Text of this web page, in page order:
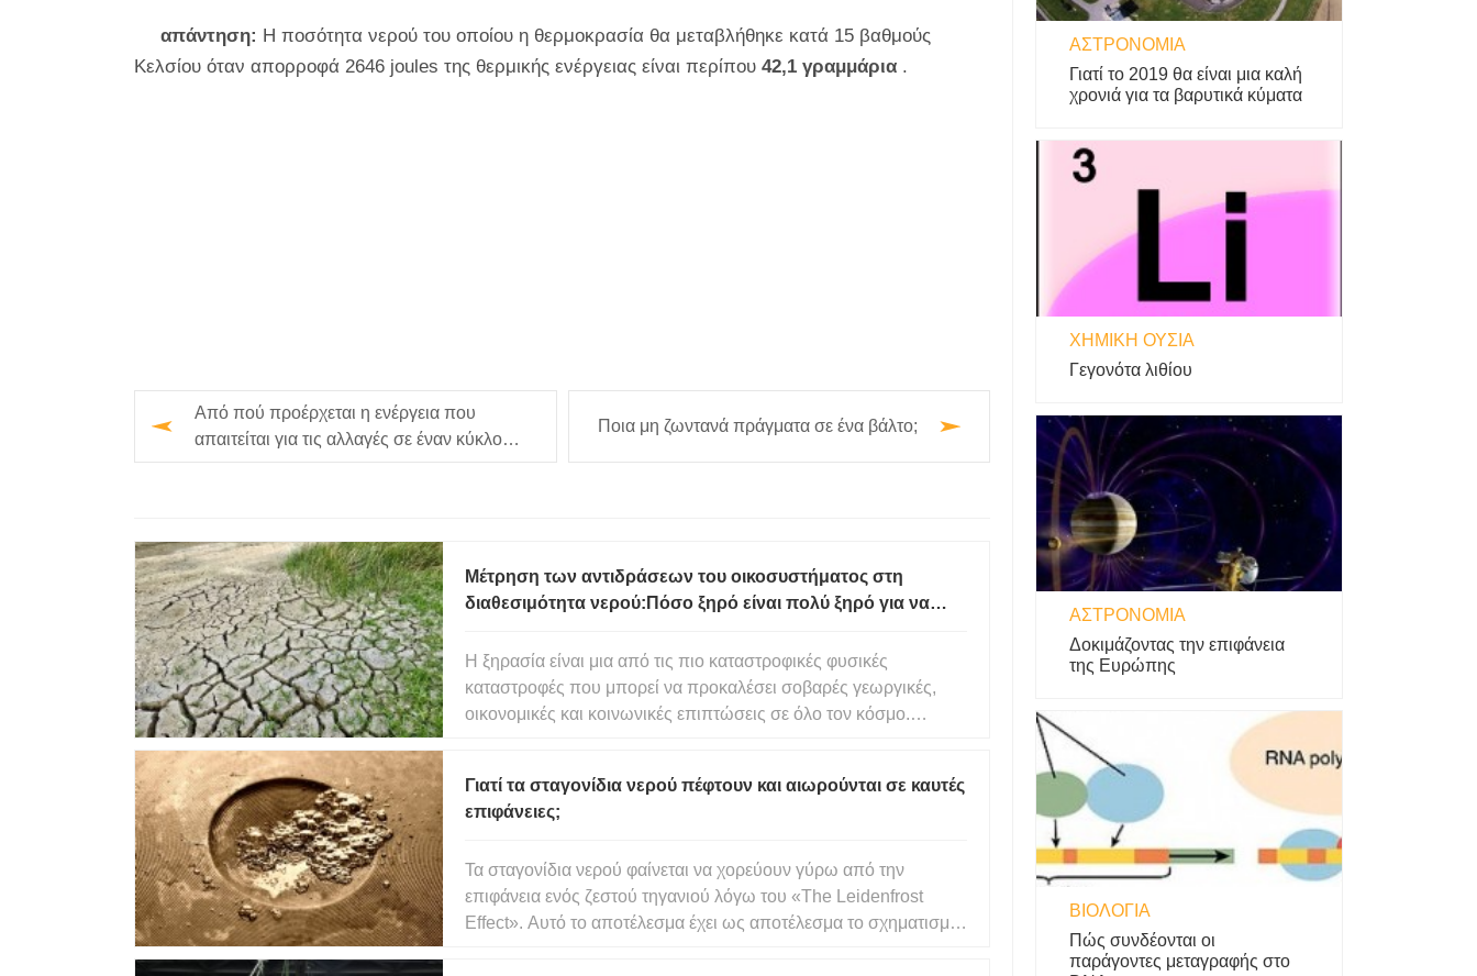
απάντηση: Η ποσότητα νερού του οποίου η θερμοκρασία θα μεταβλήθηκε κατά 15 βαθμούς
Κελσίου όταν απορροφά 2646 joules της θερμικής ενέργειας είναι περίπου 42,1 γραμμάρια .
Από πού προέρχεται η ενέργεια που
απαιτείται για τις αλλαγές σε έναν κύκλο
νερού;
Ποια μη ζωντανά πράγματα σε ένα βάλτο;
Μέτρηση των αντιδράσεων του οικοσυστήματος στη
διαθεσιμότητα νερού:Πόσο ξηρό είναι πολύ ξηρό για να
Η ξηρασία είναι μια από τις πιο καταστροφικές φυσικές
καταστροφές που μπορεί να προκαλέσει σοβαρές γεωργικές,
οικονομικές και κοινωνικές επιπτώσεις σε όλο τον κόσμο.
μεταβαλλόμενο κλίμα, οι ο
Γιατί τα σταγονίδια νερού πέφτουν και αιωρούνται σε καυτές
επιφάνειες;
Τα σταγονίδια νερού φαίνεται να χορεύουν γύρω από την
επιφάνεια ενός ζεστού τηγανιού λόγω του «The Leidenfrost
Effect». Αυτό το αποτέλεσμα έχει ως αποτέλεσμα το σχηματισμό
ΑΣΤΡΟΝΟΜΊΑ
Γιατί το 2019 θα είναι μια καλή
χρονιά για τα βαρυτικά κύματα
ΧΗΜΙΚΉ ΟΥΣΊΑ
Γεγονότα λιθίου
ΑΣΤΡΟΝΟΜΊΑ
Δοκιμάζοντας την επιφάνεια
της Ευρώπης
ΒΙΟΛΟΓΊΑ
Πώς συνδέονται οι
παράγοντες μεταγραφής στο